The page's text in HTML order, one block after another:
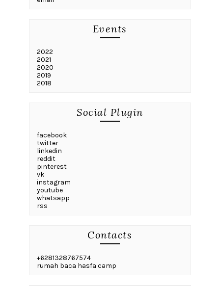
Events
2022
2021
2020
2019
2018
Social Plugin
facebook
twitter
linkedin
reddit
pinterest
vk
instagram
youtube
whatsapp
rss
Contacts
+6281328767574
rumah baca hasfa camp